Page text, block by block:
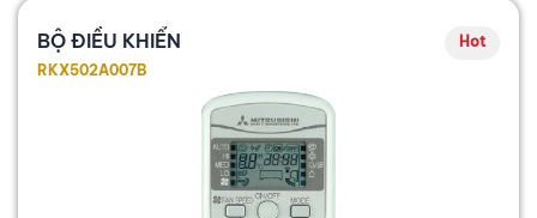
BỘ ĐIỀU KHIỂN
Hot
RKX502A007B